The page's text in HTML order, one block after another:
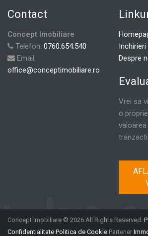
Contact
Concept Imobiliare
Telefon: 0760.654.540
Email:
office@conceptimobiliare.ro
Inchirieri
Despre
Vrei sa
o
valoarea
Concept Imobiliare © 2026 All Rights Reserved.
Confidentialitate Politica de Cookie Partener